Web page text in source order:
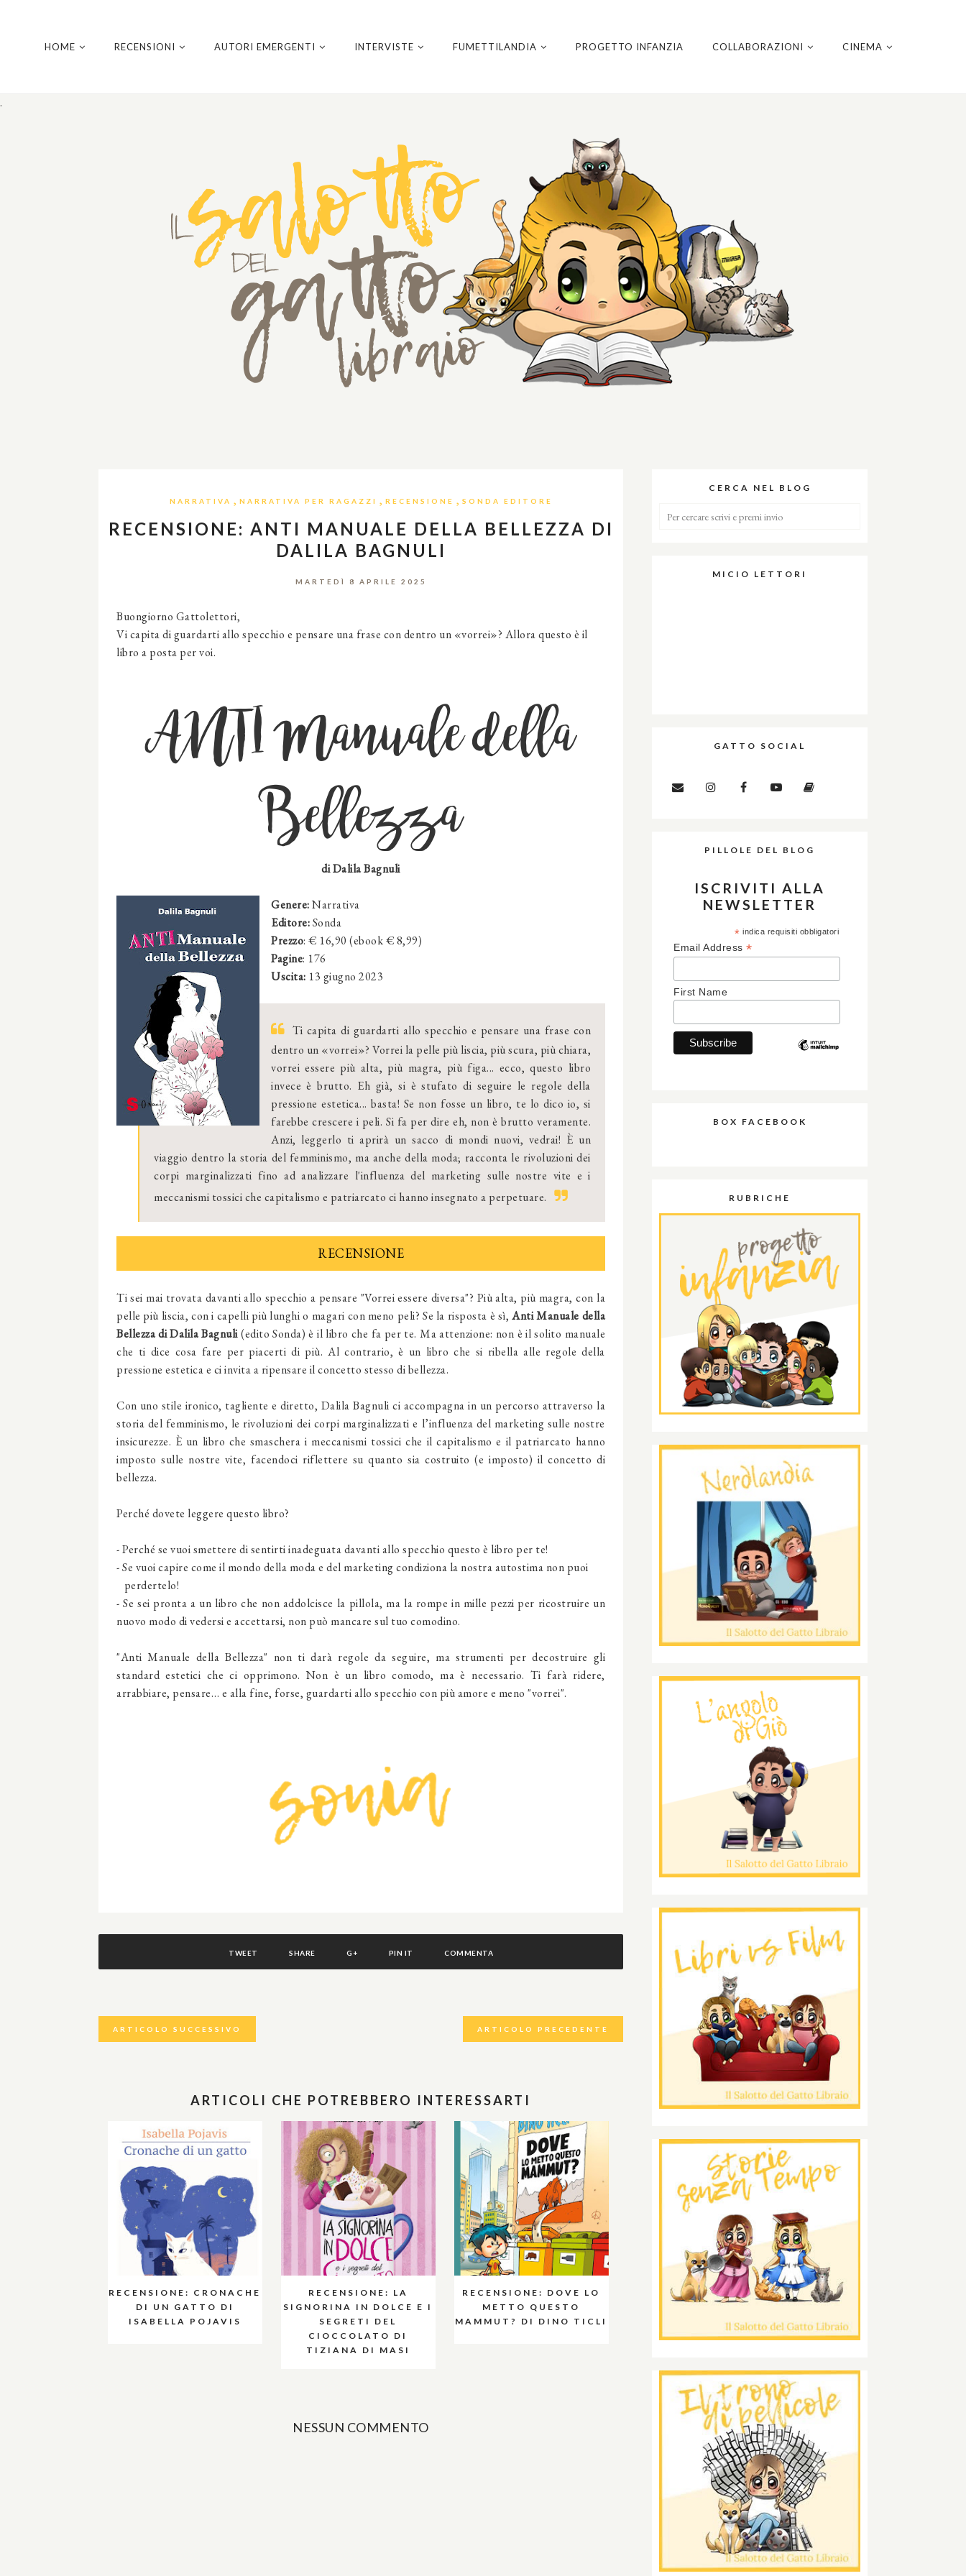
.
HOME RECENSIONI AUTORI EMERGENTI INTERVISTE FUMETTILANDIA PROGETTO INFANZIA COLLABORAZIONI CINEMA
NARRATIVA , NARRATIVA PER RAGAZZI , RECENSIONE , SONDA EDITORE
RECENSIONE: ANTI MANUALE DELLA BELLEZZA DI
DALILA BAGNULI
MARTEDÌ 8 APRILE 2025
Buongiorno Gattolettori,
Vi capita di guardarti allo specchio e pensare una frase con dentro un «vorrei»? Allora questo è il
libro a posta per voi.
ANTI Manuale della
Bellezza
diDalila Bagnuli
Genere:Narrativa
Editore:Sonda
Prezzo: € 16,90 (ebook € 8,99)
Pagine: 176
Uscita: 13 giugno 2023
Ti capita di guardarti allo specchio e pensare una frase con
dentro un «vorrei»? Vorrei la pelle più liscia, più scura, più chiara,
vorrei essere più alta, più magra, più figa... ecco, questo libro
invece è brutto. Eh già, si è stufato di seguire le regole della
pressione estetica... basta! Se non fosse un libro, te lo dico io, si
farebbe crescere i peli. Si fa per dire eh, non è brutto veramente.
Anzi, leggerlo ti aprirà un sacco di mondi nuovi, vedrai! È un
viaggio dentro la storia del femminismo, ma anche della moda; racconta le rivoluzioni dei
corpi marginalizzati fino ad analizzare l'influenza del marketing sulle nostre vite e i
meccanismi tossici che capitalismo e patriarcato ci hanno insegnato a perpetuare.
RECENSIONE
Ti sei mai trovata davanti allo specchio a pensare "Vorrei essere diversa"? Più alta, più magra, con la
pelle più liscia, con i capelli più lunghi o magari con meno peli? Se la risposta è sì,Anti Manuale della
Bellezza di Dalila Bagnuli(edito Sonda) è il libro che fa per te. Ma attenzione: non è il solito manuale
che ti dice cosa fare per piacerti di più. Al contrario, è un libro che si ribella alle regole della
pressione estetica e ci invita a ripensare il concetto stesso di bellezza.
Con uno stile ironico, tagliente e diretto, Dalila Bagnuli ci accompagna in un percorso attraverso la
storia del femminismo, le rivoluzioni dei corpi marginalizzati e l’influenza del marketing sulle nostre
insicurezze. È un libro che smaschera i meccanismi tossici che il capitalismo e il patriarcato hanno
imposto sulle nostre vite, facendoci riflettere su quanto sia costruito (e imposto) il concetto di
bellezza.
Perché dovete leggere questo libro?
- Perché se vuoi smettere di sentirti inadeguata davanti allo specchio questo è libro per te!
- Se vuoi capire come il mondo della moda e del marketing condiziona la nostra autostima non puoi
perdertelo!
- Se sei pronta a un libro che non addolcisce la pillola, ma la rompe in mille pezzi per ricostruire un
nuovo modo di vedersi e accettarsi, non può mancare sul tuo comodino.
"Anti Manuale della Bellezza" non ti darà regole da seguire, ma strumenti per decostruire gli
standard estetici che ci opprimono. Non è un libro comodo, ma è necessario. Ti farà ridere,
arrabbiare, pensare… e alla fine, forse, guardarti allo specchio con più amore e meno "vorrei".
TWEET SHARE G+ PIN IT COMMENTA
ARTICOLO SUCCESSIVO ARTICOLO PRECEDENTE
ARTICOLI CHE POTREBBERO INTERESSARTI
RECENSIONE: CRONACHE
DI UN GATTO DI
ISABELLA POJAVIS
RECENSIONE: LA
SIGNORINA IN DOLCE E I
SEGRETI DEL
CIOCCOLATO DI
TIZIANA DI MASI
RECENSIONE: DOVE LO
METTO QUESTO
MAMMUT? DI DINO TICLI
NESSUN COMMENTO
CERCA NEL BLOG
MICIO LETTORI
GATTO SOCIAL
PILLOLE DEL BLOG
ISCRIVITI ALLA
NEWSLETTER
* indica requisiti obbligatori
Email Address *
First Name
BOX FACEBOOK
RUBRICHE